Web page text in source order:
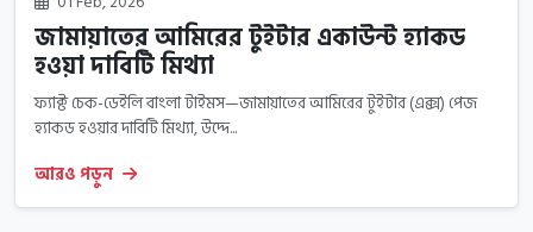
জামায়াতের আমিরের টুইটার একাউন্ট হ্যাকড
হওয়া দাবিটি মিথ্যা
ফ্যাক্ট চেক-ডেইলি বাংলা টাইমস—জামায়াতের আমিরের টুইটার (এক্স) পেজ
হ্যাকড হওয়ার দাবিটি মিথ্যা, উদ্দে...
আরও পড়ুন